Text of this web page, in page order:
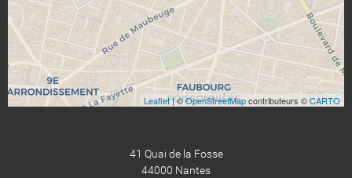
Leaflet| ©OpenStreetMapcontributeurs ©CARTO
41 Quai de la Fosse
44000 Nantes